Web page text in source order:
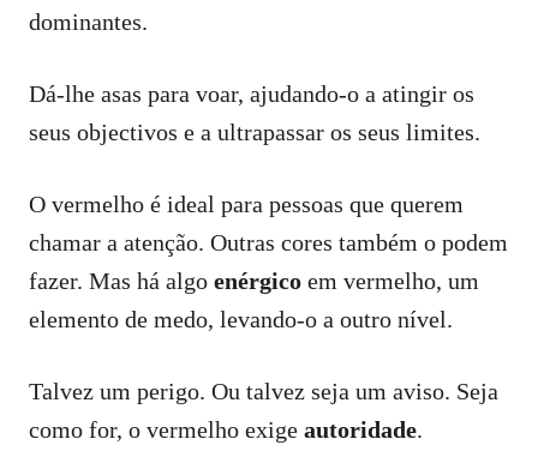
dominantes.
Dá-lhe asas para voar, ajudando-o a atingir os
seus objectivos e a ultrapassar os seus limites.
O vermelho é ideal para pessoas que querem
chamar a atenção. Outras cores também o podem
fazer. Mas há algo enérgico em vermelho, um
elemento de medo, levando-o a outro nível.
Talvez um perigo. Ou talvez seja um aviso. Seja
como for, o vermelho exige autoridade.